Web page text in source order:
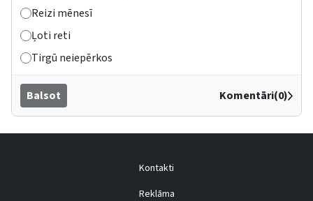
Reizi mēnesī
Ļoti reti
Tirgū neiepērkos
Balsot Komentāri(0)
Kontakti
Reklāma